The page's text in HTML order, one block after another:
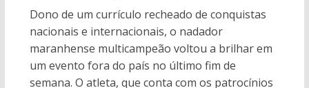
Dono de um currículo recheado de conquistas
nacionais e internacionais, o nadador
maranhense multicampeão voltou a brilhar em
um evento fora do país no último fim de
semana. O atleta, que conta com os patrocínios